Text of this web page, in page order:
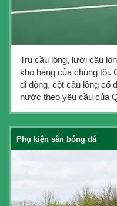
Trụ cầu lông, lưới cầu
kho hàng của chúng tôi.
di động, cột cầu lông cố
nước theo yêu cầu của
Phụ kiện sân bóng đá